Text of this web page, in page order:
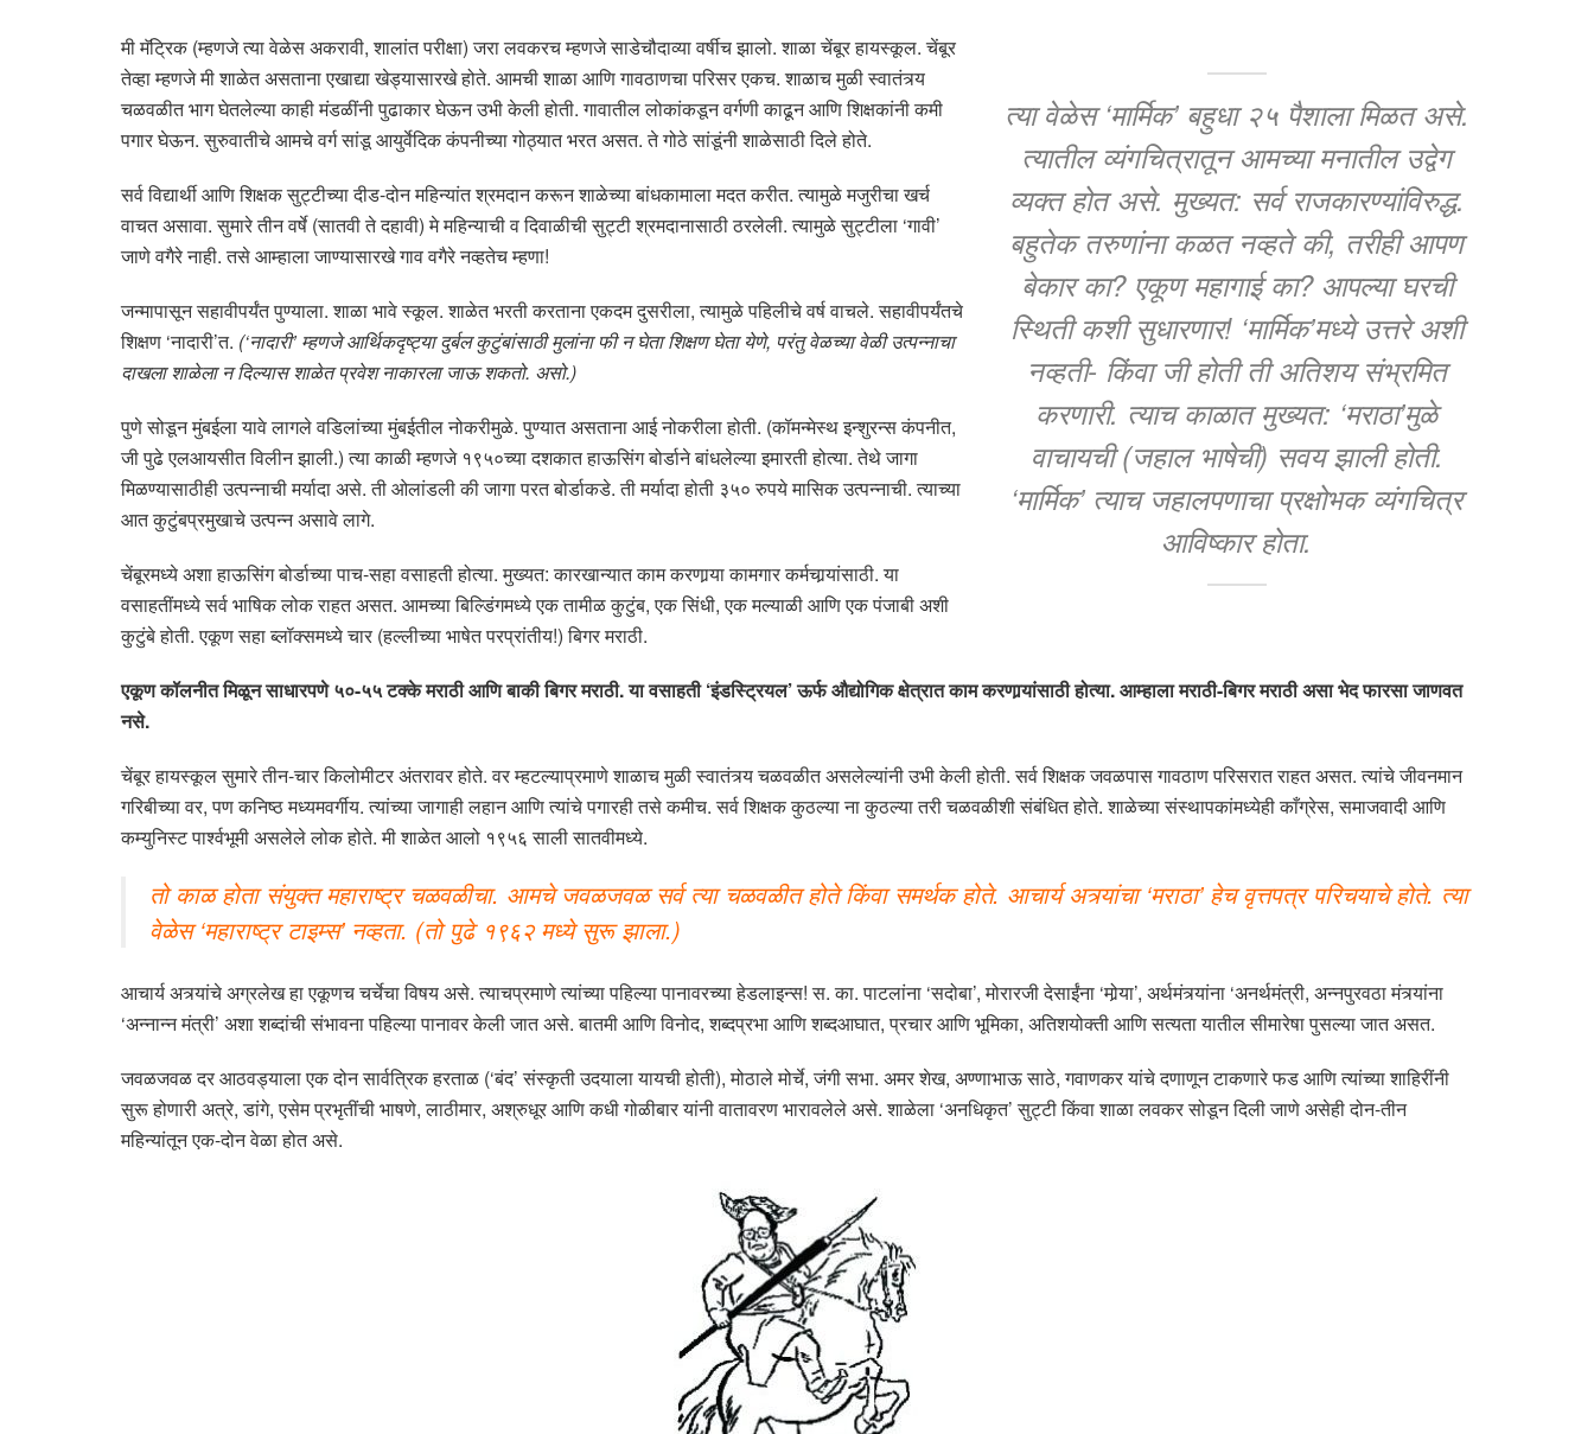
त्या वेळेस ‘मार्मिक’ बहुधा २५ पैशाला मिळत असे.
त्यातील व्यंगचित्रातून आमच्या मनातील उद्वेग
व्यक्त होत असे. मुख्यत: सर्व राजकारण्यांविरुद्ध.
बहुतेक तरुणांना कळत नव्हते की, तरीही आपण
बेकार का? एकूण महागाई का? आपल्या घरची
स्थिती कशी सुधारणार! ‘मार्मिक’मध्ये उत्तरे अशी
नव्हती- किंवा जी होती ती अतिशय संभ्रमित
करणारी. त्याच काळात मुख्यत: ‘मराठा’मुळे
वाचायची (जहाल भाषेची) सवय झाली होती.
‘मार्मिक’ त्याच जहालपणाचा प्रक्षोभक व्यंगचित्र
आविष्कार होता.
मी मॅट्रिक (म्हणजे त्या वेळेस अकरावी, शालांत परीक्षा) जरा लवकरच म्हणजे साडेचौदाव्या वर्षीच झालो. शाळा चेंबूर हायस्कूल. चेंबूर
तेव्हा म्हणजे मी शाळेत असताना एखाद्या खेड्यासारखे होते. आमची शाळा आणि गावठाणचा परिसर एकच. शाळाच मुळी स्वातंत्र्य
चळवळीत भाग घेतलेल्या काही मंडळींनी पुढाकार घेऊन उभी केली होती. गावातील लोकांकडून वर्गणी काढून आणि शिक्षकांनी कमी
पगार घेऊन. सुरुवातीचे आमचे वर्ग सांडू आयुर्वेदिक कंपनीच्या गोठ्यात भरत असत. ते गोठे सांडूंनी शाळेसाठी दिले होते.
सर्व विद्यार्थी आणि शिक्षक सुट्टीच्या दीड-दोन महिन्यांत श्रमदान करून शाळेच्या बांधकामाला मदत करीत. त्यामुळे मजुरीचा खर्च
वाचत असावा. सुमारे तीन वर्षे (सातवी ते दहावी) मे महिन्याची व दिवाळीची सुट्टी श्रमदानासाठी ठरलेली. त्यामुळे सुट्टीला ‘गावी’
जाणे वगैरे नाही. तसे आम्हाला जाण्यासारखे गाव वगैरे नव्हतेच म्हणा!
जन्मापासून सहावीपर्यंत पुण्याला. शाळा भावे स्कूल. शाळेत भरती करताना एकदम दुसरीला, त्यामुळे पहिलीचे वर्ष वाचले. सहावीपर्यंतचे
शिक्षण ‘नादारी’त. (‘नादारी’ म्हणजे आर्थिकदृष्ट्या दुर्बल कुटुंबांसाठी मुलांना फी न घेता शिक्षण घेता येणे, परंतु वेळच्या वेळी उत्पन्नाचा
दाखला शाळेला न दिल्यास शाळेत प्रवेश नाकारला जाऊ शकतो. असो.)
पुणे सोडून मुंबईला यावे लागले वडिलांच्या मुंबईतील नोकरीमुळे. पुण्यात असताना आई नोकरीला होती. (कॉमन्मेस्थ इन्शुरन्स कंपनीत,
जी पुढे एलआयसीत विलीन झाली.) त्या काळी म्हणजे १९५०च्या दशकात हाऊसिंग बोर्डाने बांधलेल्या इमारती होत्या. तेथे जागा
मिळण्यासाठीही उत्पन्नाची मर्यादा असे. ती ओलांडली की जागा परत बोर्डाकडे. ती मर्यादा होती ३५० रुपये मासिक उत्पन्नाची. त्याच्या
आत कुटुंबप्रमुखाचे उत्पन्न असावे लागे.
चेंबूरमध्ये अशा हाऊसिंग बोर्डाच्या पाच-सहा वसाहती होत्या. मुख्यत: कारखान्यात काम करणार्‍या कामगार कर्मचार्‍यांसाठी. या
वसाहतींमध्ये सर्व भाषिक लोक राहत असत. आमच्या बिल्डिंगमध्ये एक तामीळ कुटुंब, एक सिंधी, एक मल्याळी आणि एक पंजाबी अशी
कुटुंबे होती. एकूण सहा ब्लॉक्समध्ये चार (हल्लीच्या भाषेत परप्रांतीय!) बिगर मराठी.
एकूण कॉलनीत मिळून साधारपणे ५०-५५ टक्के मराठी आणि बाकी बिगर मराठी. या वसाहती ‘इंडस्ट्रियल’ ऊर्फ औद्योगिक क्षेत्रात काम करणार्‍यांसाठी होत्या. आम्हाला मराठी-बिगर मराठी असा भेद फारसा जाणवत
नसे.
चेंबूर हायस्कूल सुमारे तीन-चार किलोमीटर अंतरावर होते. वर म्हटल्याप्रमाणे शाळाच मुळी स्वातंत्र्य चळवळीत असलेल्यांनी उभी केली होती. सर्व शिक्षक जवळपास गावठाण परिसरात राहत असत. त्यांचे जीवनमान
गरिबीच्या वर, पण कनिष्ठ मध्यमवर्गीय. त्यांच्या जागाही लहान आणि त्यांचे पगारही तसे कमीच. सर्व शिक्षक कुठल्या ना कुठल्या तरी चळवळीशी संबंधित होते. शाळेच्या संस्थापकांमध्येही काँग्रेस, समाजवादी आणि
कम्युनिस्ट पार्श्वभूमी असलेले लोक होते. मी शाळेत आलो १९५६ साली सातवीमध्ये.
तो काळ होता संयुक्त महाराष्ट्र चळवळीचा. आमचे जवळजवळ सर्व त्या चळवळीत होते किंवा समर्थक होते. आचार्य अत्र्यांचा ‘मराठा’ हेच वृत्तपत्र परिचयाचे होते. त्या
वेळेस ‘महाराष्ट्र टाइम्स’ नव्हता. (तो पुढे १९६२ मध्ये सुरू झाला.)
आचार्य अत्र्यांचे अग्रलेख हा एकूणच चर्चेचा विषय असे. त्याचप्रमाणे त्यांच्या पहिल्या पानावरच्या हेडलाइन्स! स. का. पाटलांना ‘सदोबा’, मोरारजी देसाईंना ‘मोर्‍या’, अर्थमंत्र्यांना ‘अनर्थमंत्री, अन्नपुरवठा मंत्र्यांना
‘अन्नान्न मंत्री’ अशा शब्दांची संभावना पहिल्या पानावर केली जात असे. बातमी आणि विनोद, शब्दप्रभा आणि शब्दआघात, प्रचार आणि भूमिका, अतिशयोक्ती आणि सत्यता यातील सीमारेषा पुसल्या जात असत.
जवळजवळ दर आठवड्याला एक दोन सार्वत्रिक हरताळ (‘बंद’ संस्कृती उदयाला यायची होती), मोठाले मोर्चे, जंगी सभा. अमर शेख, अण्णाभाऊ साठे, गवाणकर यांचे दणाणून टाकणारे फड आणि त्यांच्या शाहिरींनी
सुरू होणारी अत्रे, डांगे, एसेम प्रभृतींची भाषणे, लाठीमार, अश्रुधूर आणि कधी गोळीबार यांनी वातावरण भारावलेले असे. शाळेला ‘अनधिकृत’ सुट्टी किंवा शाळा लवकर सोडून दिली जाणे असेही दोन-तीन
महिन्यांतून एक-दोन वेळा होत असे.